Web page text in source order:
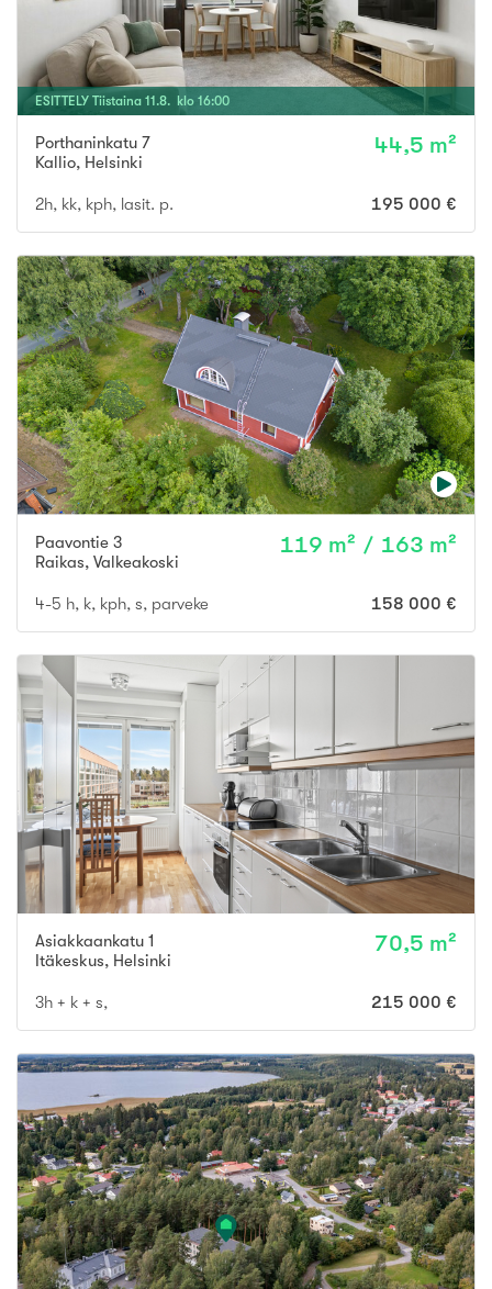
ESITTELY Tiistaina 11 .8. klo 16:00
Porthaninkatu 7
Kallio, Helsinki
44,5 m²
2h, kk, kph, lasit. p. 195 000 €
Paavontie 3
Raikas, Valkeakoski
119 m² / 163 m²
4-5 h, k, kph, s, parveke 158 000 €
Asiakkaankatu 1
Itäkeskus, Helsinki
70,5 m²
3h + k + s, 215 000 €